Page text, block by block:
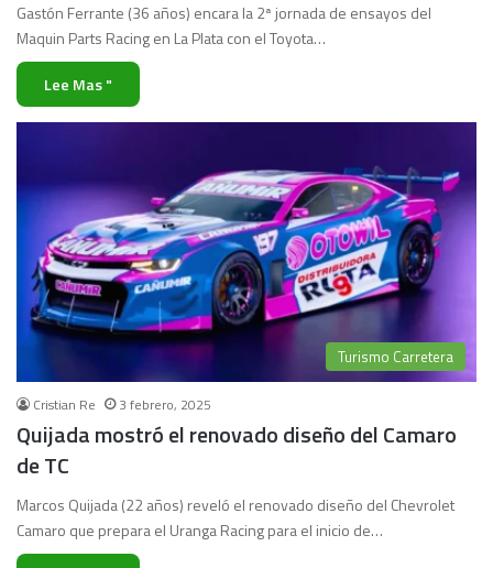
Gastón Ferrante (36 años) encara la 2ª jornada de ensayos del
Maquin Parts Racing en La Plata con el Toyota…
Lee Mas "
Turismo Carretera
Cristian Re 3 febrero, 2025
Quijada mostró el renovado diseño del Camaro
de TC
Marcos Quijada (22 años) reveló el renovado diseño del Chevrolet
Camaro que prepara el Uranga Racing para el inicio de…